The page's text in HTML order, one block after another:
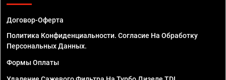
Договор-Оферта
Политика Конфиденциальности. Согласие На Обработку
Персональных Данных.
Формы Оплаты